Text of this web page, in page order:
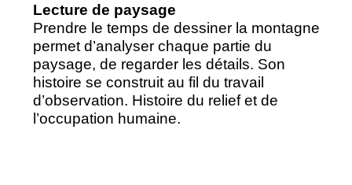
Lecture de paysage
Prendre le temps de dessiner la montagne
permet d’analyser chaque partie du
paysage, de regarder les détails. Son
histoire se construit au fil du travail
d’observation. Histoire du relief et de
l’occupation humaine.